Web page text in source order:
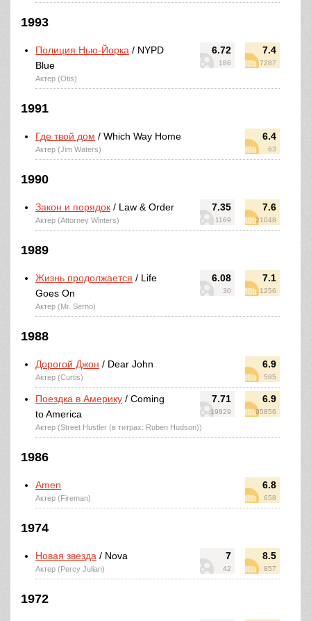
1993
6.72
186
7.4
7287
Полиция Нью-Йорка / NYPD
Blue
Актер (Otis)
1991
6.4
63
Где твой дом / Which Way Home
Актер (Jim Waters)
1990
7.35
1169
7.6
21048
Закон и порядок / Law & Order
Актер (Attorney Winters)
1989
6.08
30
7.1
1256
Жизнь продолжается / Life
Goes On
Актер (Mr. Serno)
1988
6.9
585
Дорогой Джон / Dear John
Актер (Curtis)
7.71
19829
6.9
95856
Поездка в Америку / Coming
to America
Актер (Street Hustler (в титрах: Ruben Hudson))
1986
6.8
658
Amen
Актер (Fireman)
1974
7
42
8.5
857
Новая звезда / Nova
Актер (Percy Julian)
1972